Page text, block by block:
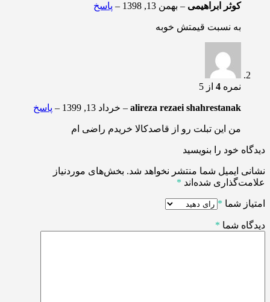
کوثر ابراهیمی – بهمن 13, 1398 – پاسخ
به نسبت قیمتش خوبه
نمره 4 از 5
alireza rezaei shahrestanak
– خرداد 13, 1399 – پاسخ
من این تبلت رو از قاصدکالا خریدم راضی ام
دیدگاه خود را بنویسید
نشانی ایمیل شما منتشر نخواهد شد. بخش‌های موردنیاز
علامت‌گذاری شده‌اند *
امتیاز شما *
دیدگاه شما *